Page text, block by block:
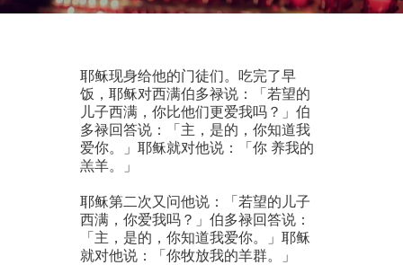
耶稣现身给他的门徒们。吃完了早
饭，耶稣对西满伯多禄说：「若望的
儿子西满，你比他们更爱我吗？」伯
多禄回答说：「主，是的，你知道我
爱你。」耶稣就对他说：「你 养我的
羔羊。」
耶稣第二次又问他说：「若望的儿子
西满，你爱我吗？」伯多禄回答说：
「主，是的，你知道我爱你。」耶稣
就对他说：「你牧放我的羊群。」